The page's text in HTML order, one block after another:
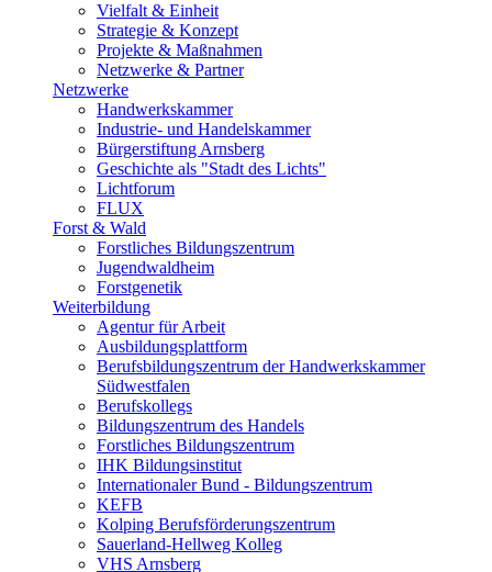
Vielfalt & Einheit
Strategie & Konzept
Projekte & Maßnahmen
Netzwerke & Partner
Netzwerke
Handwerkskammer
Industrie- und Handelskammer
Bürgerstiftung Arnsberg
Geschichte als "Stadt des Lichts"
Lichtforum
FLUX
Forst & Wald
Forstliches Bildungszentrum
Jugendwaldheim
Forstgenetik
Weiterbildung
Agentur für Arbeit
Ausbildungsplattform
Berufsbildungszentrum der Handwerkskammer
Südwestfalen
Berufskollegs
Bildungszentrum des Handels
Forstliches Bildungszentrum
IHK Bildungsinstitut
Internationaler Bund - Bildungszentrum
KEFB
Kolping Berufsförderungszentrum
Sauerland-Hellweg Kolleg
VHS Arnsberg